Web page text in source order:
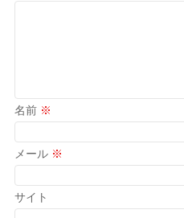
名前 ※
メール ※
サイト